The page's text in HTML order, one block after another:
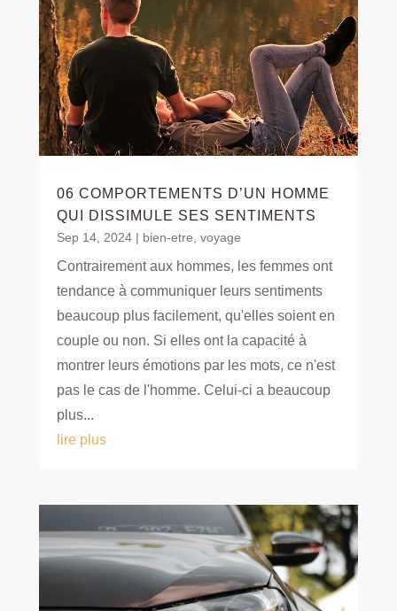
06 COMPORTEMENTS D’UN HOMME
QUI DISSIMULE SES SENTIMENTS
Sep 14, 2024| bien-etre voyage
Contrairement aux hommes, les femmes ont
tendance à communiquer leurs sentiments
beaucoup plus facilement, qu'elles soient en
couple ou non. Si elles ont la capacité à
montrer leurs émotions par les mots, ce n'est
pas le cas de l'homme. Celui-ci a beaucoup
plus...
lire plus